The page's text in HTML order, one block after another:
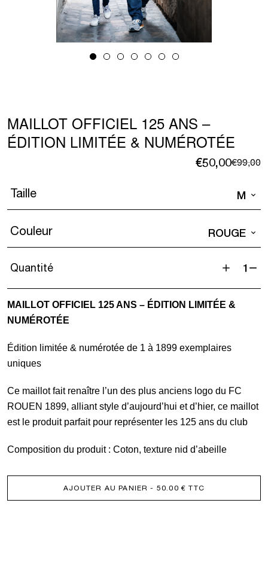
MAILLOT OFFICIEL 125 ANS –
ÉDITION LIMITÉE & NUMÉROTÉE
€99,00
€50,00
Taille M
Couleur ROUGE
Quantité
quantité
de
MAILLOT
125
ÉDITION
LIMITÉE
&
MAILLOT OFFICIEL 125 ANS – ÉDITION LIMITÉE &
NUMÉROTÉE
Édition limitée & numérotée de 1 à 1899 exemplaires
uniques
Ce maillot fait renaître l’un des plus anciens logo du FC
ROUEN 1899, alliant style d’aujourd’hui et d’hier, ce maillot
est le produit parfait pour représenter les 125 ans du club
Composition du produit : Coton, texture nid d’abeille
AJOUTER AU PANIER - 50.00 € TTC